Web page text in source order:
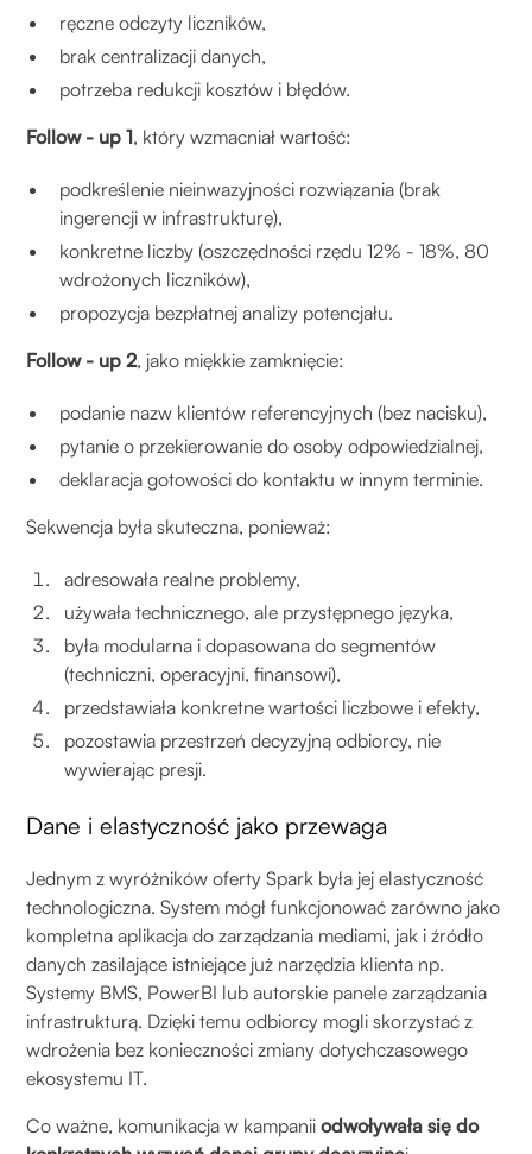
ręczne odczyty liczników,
brak centralizacji danych,
potrzeba redukcji kosztów i błędów.
Follow - up 1, który wzmacniał wartość:
podkreślenie nieinwazyjności rozwiązania (brak
ingerencji w infrastrukturę),
konkretne liczby (oszczędności rzędu 12% - 18%, 80
wdrożonych liczników),
propozycja bezpłatnej analizy potencjału.
Follow - up 2, jako miękkie zamknięcie:
podanie nazw klientów referencyjnych (bez nacisku),
pytanie o przekierowanie do osoby odpowiedzialnej,
deklaracja gotowości do kontaktu w innym terminie.
Sekwencja była skuteczna, ponieważ:
adresowała realne problemy,
używała technicznego, ale przystępnego języka,
była modularna i dopasowana do segmentów
(techniczni, operacyjni, finansowi),
przedstawiała konkretne wartości liczbowe i efekty,
pozostawia przestrzeń decyzyjną odbiorcy, nie
wywierając presji.
Dane i elastyczność jako przewaga
Jednym z wyróżników oferty Spark była jej elastyczność
technologiczna. System mógł funkcjonować zarówno jako
kompletna aplikacja do zarządzania mediami, jak i źródło
danych zasilające istniejące już narzędzia klienta np.
Systemy BMS, PowerBI lub autorskie panele zarządzania
infrastrukturą. Dzięki temu odbiorcy mogli skorzystać z
wdrożenia bez konieczności zmiany dotychczasowego
ekosystemu IT.
Co ważne, komunikacja w kampaniiodwoływała się do